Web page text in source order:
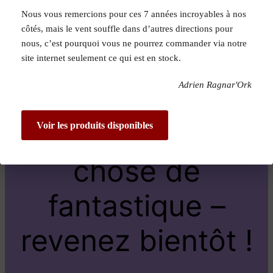
Pardon pour le
dérangement !
Nous travaillons
sur quelque
chose de
fantastique –
revenez bientôt !
Nous vous remercions pour ces 7 années incroyables à nos
côtés, mais le vent souffle dans d’autres directions pour
nous, c’est pourquoi vous ne pourrez commander via notre
site internet seulement ce qui est en stock.
Adrien Ragnar'Ork
Voir les produits disponibles